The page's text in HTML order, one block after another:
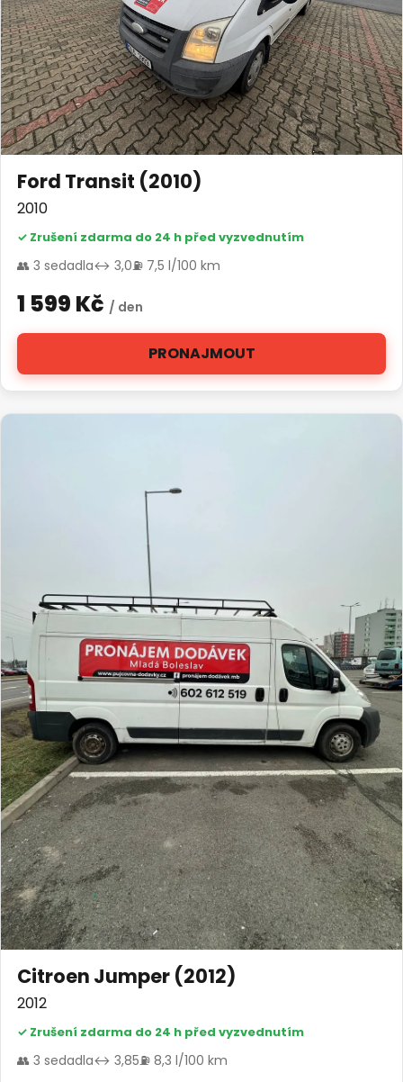
Ford Transit (2010)
2010
✓ Zrušení zdarma do 24 h před vyzvednutím
👥 3 sedadla↔ 3,0⛽ 7,5 l/100 km
1 599 Kč / den
PRONAJMOUT
Citroen Jumper (2012)
2012
✓ Zrušení zdarma do 24 h před vyzvednutím
👥 3 sedadla↔ 3,85⛽ 8,3 l/100 km